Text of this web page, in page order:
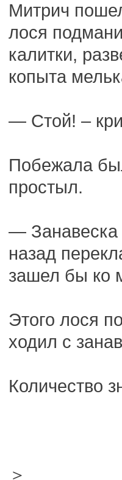
Митрич
лося
калитки,
копыта
— Стой! –
Побежала
простыл.
— Занавеска
назад
зашел бы ко
Этого лося
ходил с
Количество
＞